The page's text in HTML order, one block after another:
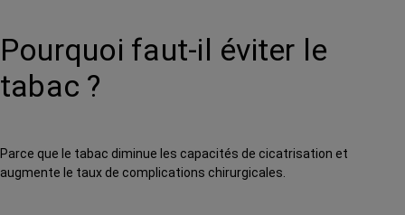
Pourquoi faut-il éviter le
tabac ?
Parce que le tabac diminue les capacités de cicatrisation et
augmente le taux de complications chirurgicales.